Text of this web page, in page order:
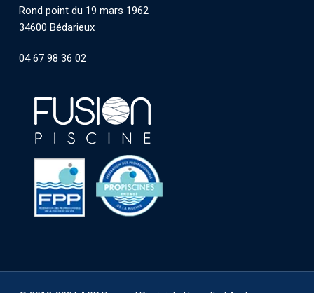
Rond point du 19 mars 1962
34600 Bédarieux
04 67 98 36 02